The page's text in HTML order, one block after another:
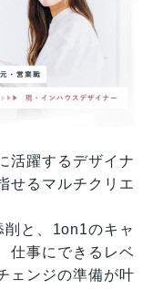
活躍するデザイナ
せるマルチクリエ
と、1on1のキャ
仕事にできるレベ
ェンジの準備が叶